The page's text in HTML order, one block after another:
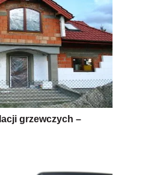
grzewczych –